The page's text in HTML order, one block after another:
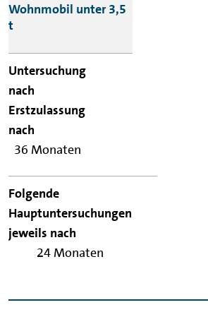
Wohnmobil unter 3,5
t
36 Monaten
24 Monaten